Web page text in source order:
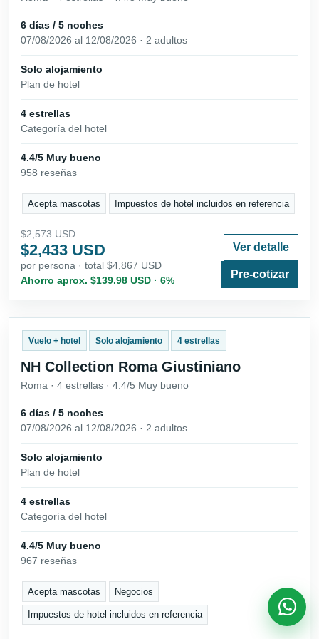
6 días / 5 noches
07/08/2026 al 12/08/2026 · 2 adultos
Solo alojamiento
Plan de hotel
4 estrellas
Categoría del hotel
4.4/5 Muy bueno
958 reseñas
Acepta mascotas Impuestos de hotel incluidos en referencia
$2,573 USD
$2,433 USD
por persona · total $4,867 USD
Ahorro aprox. $139.98 USD · 6%
Ver detalle
Pre-cotizar
Vuelo + hotel Solo alojamiento 4 estrellas
NH Collection Roma Giustiniano
Roma · 4 estrellas · 4.4/5 Muy bueno
6 días / 5 noches
07/08/2026 al 12/08/2026 · 2 adultos
Solo alojamiento
Plan de hotel
4 estrellas
Categoría del hotel
4.4/5 Muy bueno
967 reseñas
Acepta mascotas Negocios
Impuestos de hotel incluidos en referencia